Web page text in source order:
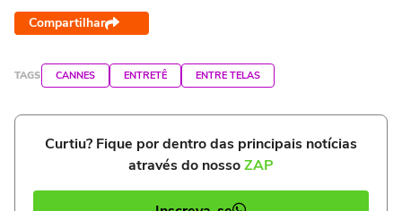
Compartilhar
TAGS CANNES ENTRETÊ ENTRE TELAS
Curtiu? Fique por dentro das principais notícias
através do nossoZAP